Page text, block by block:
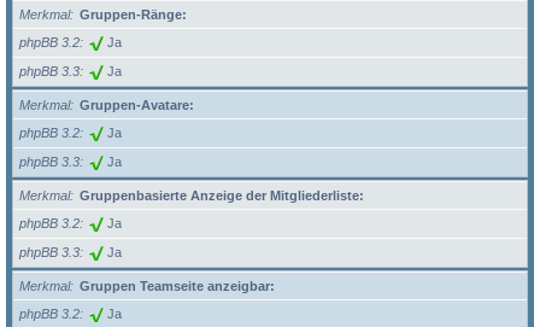
Merkmal
Gruppen-Ränge:
phpBB 3.2
Ja
phpBB 3.3 Ja
Merkmal
Gruppen-Avatare:
phpBB 3.2
Ja
phpBB 3.3 Ja
Merkmal
Gruppenbasierte Anzeige der Mitgliederliste:
phpBB 3.2
Ja
phpBB 3.3 Ja
Merkmal
Gruppen Teamseite anzeigbar:
phpBB 3.2
Ja